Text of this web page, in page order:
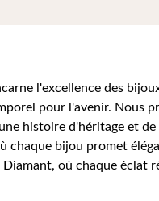
l'excellence des
pour l'avenir. Nous
histoire d'héritage et
bijou promet
où chaque éclat